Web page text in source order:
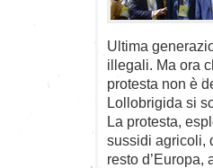
Ultima
illegali. Ma ora
protesta non è
Lollobrigida si
La protesta,
sussidi agricoli,
resto